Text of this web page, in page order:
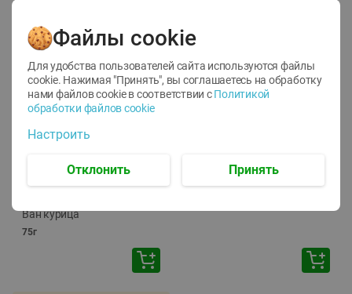
12
1.05 руб./
руб./шт
Корм влаж. для кош. с
Ван курица
75г
ТОФУ Vegetus ТВЕРДЫЙ
Файлы cookie
Для удобства пользователей сайта используются файлы
cookie. Нажимая "Принять", вы соглашаетесь на обработку
нами файлов cookie в соответствии с Политикой
обработки файлов cookie
Настроить
Отклонить Принять